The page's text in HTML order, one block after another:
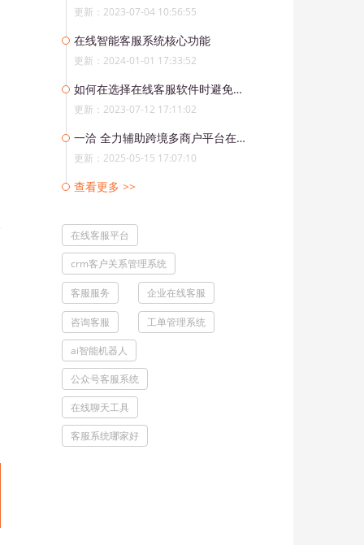
更新：2023-07-04 10:56:55
在线智能客服系统核心功能
更新：2024-01-01 17:33:52
如何在选择在线客服软件时避免出现问题？
更新：2023-07-12 17:11:02
一洽 全力辅助跨境多商户平台在线咨询解决方案
更新：2025-05-15 17:07:10
查看更多 >>
在线客服平台
crm客户关系管理系统
客服服务 企业在线客服
咨询客服 工单管理系统
ai智能机器人
公众号客服系统
在线聊天工具
客服系统哪家好